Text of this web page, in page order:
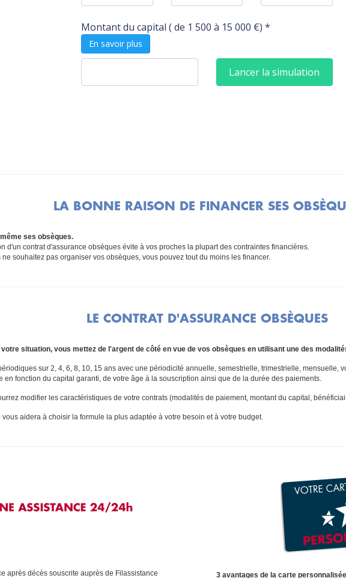
LA BONNE RAISON DE FINANCER SES
ses obsèques.
d'un contrat d'assurance obsèques évite à vos proches la plupart des contraintes financières.
ne souhaitez pas organiser vos obsèques, vous pouvez tout du moins les financer.
LE CONTRAT D'ASSURANCE OBSÈQUES
situation, vous mettez de l'argent de côté en vue de vos obsèques en utilisant une des
sur 2, 4, 6, 8, 10, 15 ans avec une périodicité annuelle, semestrielle, trimestrielle, mensuelle,
en fonction du capital garanti, de votre âge à la souscription ainsi que de la durée des paiements.
modifier les caractéristiques de votre contrats (modalités de paiement, montant du capital,
aidera à choisir la formule la plus adaptée à votre besoin et à votre budget.
après décès souscrite auprès de Filassistance 3 avantages de la carte